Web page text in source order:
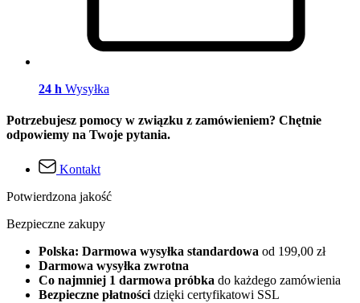
24 h Wysyłka
Potrzebujesz pomocy w związku z zamówieniem? Chętnie
odpowiemy na Twoje pytania.
Kontakt
Potwierdzona jakość
Bezpieczne zakupy
Polska: Darmowa wysyłka standardowa od 199,00 zł
Darmowa wysyłka zwrotna
Co najmniej 1 darmowa próbka do każdego zamówienia
Bezpieczne płatnościdzięki certyfikatowi SSL